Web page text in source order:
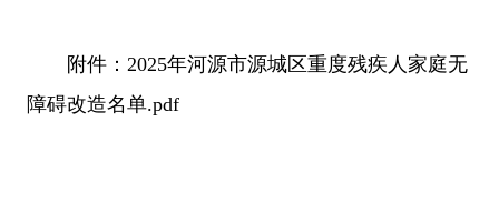
附件： 2025年河源市源城区重度残疾人家庭无
障碍改造名单.pdf